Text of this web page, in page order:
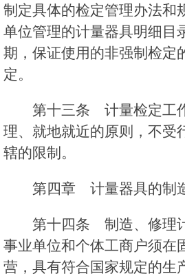
制定具体的检定管理办法和
单位管理的计量器具明细目
期，保证使用的非强制检定
定。
第十三条 计量检定工
理、就地就近的原则，不受
辖的限制。
第四章 计量器具的制
第十四条 制造、修理
事业单位和个体工商户须在
营，具有符合国家规定的生